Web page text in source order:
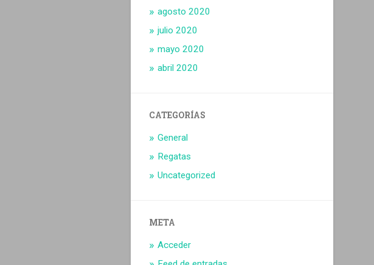
agosto 2020
julio 2020
mayo 2020
abril 2020
CATEGORÍAS
General
Regatas
Uncategorized
META
Acceder